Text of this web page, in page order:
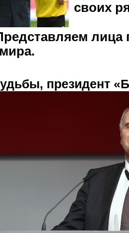
своих
президент